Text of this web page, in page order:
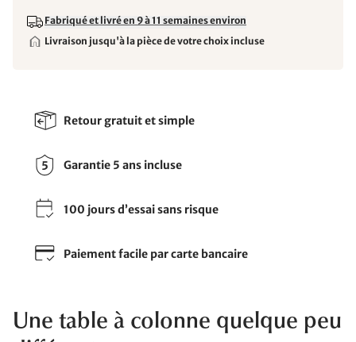
Fabriqué et livré en 9 à 11 semaines environ
Livraison jusqu'à la pièce de votre choix incluse
Retour gratuit et simple
Garantie 5 ans incluse
100 jours d’essai sans risque
Paiement facile par carte bancaire
Une table à colonne quelque peu